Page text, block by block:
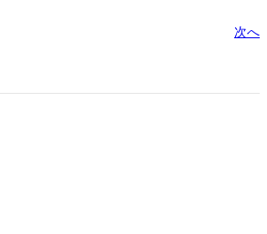
次へ